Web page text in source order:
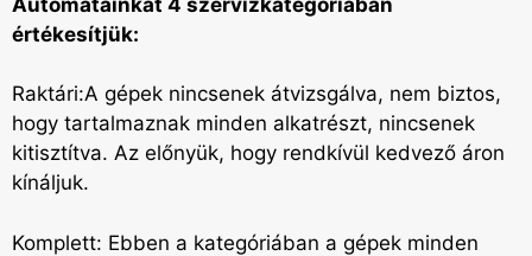
értékesítjük:
Raktári:A gépek nincsenek átvizsgálva, nem biztos,
hogy tartalmaznak minden alkatrészt, nincsenek
kitisztítva. Az előnyük, hogy rendkívül kedvező áron
kínáljuk.
Komplett: Ebben a kategóriában a gépek minden